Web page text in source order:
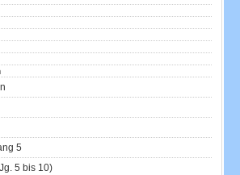
5
5 bis 10)